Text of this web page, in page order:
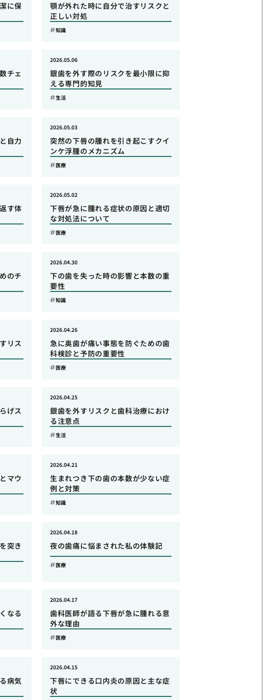
に保
顎が外れた時に自分で治すリスクと
正しい対処
知識
チェ
銀歯を外す際のリスクを最小限に抑
える専門的知見
2026.05.06
生活
自力
突然の下唇の腫れを引き起こすクイ
ンケ浮腫のメカニズム
2026.05.03
医療
す体
下唇が急に腫れる症状の原因と適切
な対処法について
2026.05.02
医療
のチ
下の歯を失った時の影響と本数の重
要性
2026.04.30
知識
リス
急に奥歯が痛い事態を防ぐための歯
科検診と予防の重要性
2026.04.26
医療
げス
銀歯を外すリスクと歯科治療におけ
る注意点
2026.04.25
生活
マウ
生まれつき下の歯の本数が少ない症
例と対策
2026.04.21
知識
突き
夜の歯痛に悩まされた私の体験記
2026.04.18
医療
なる
歯科医師が語る下唇が急に腫れる意
外な理由
2026.04.17
医療
病気
下唇にできる口内炎の原因と主な症
状
2026.04.15